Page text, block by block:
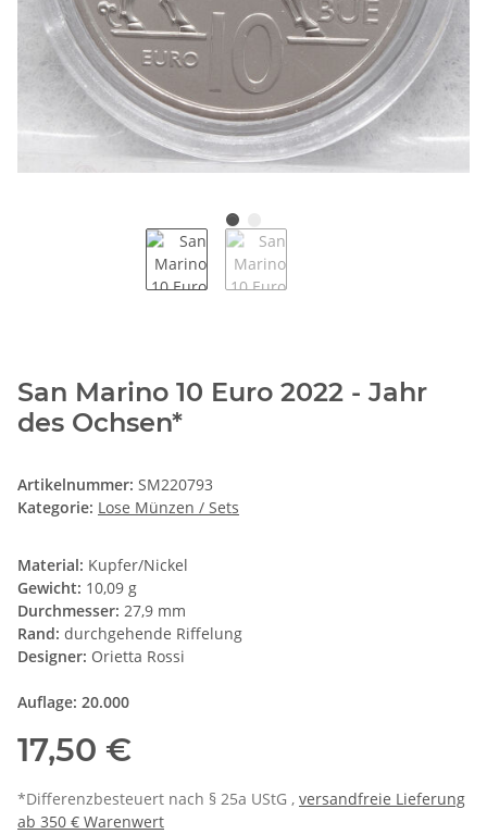
San Marino 10 Euro 2022 - Jahr
des Ochsen*
Artikelnummer: SM220793
Kategorie: Lose Münzen / Sets
Material: Kupfer/Nickel
Gewicht: 10,09 g
Durchmesser: 27,9 mm
Rand: durchgehende Riffelung
Designer: Orietta Rossi
Auflage: 20.000
17,50 €
*Differenzbesteuert nach § 25a UStG , versandfreie Lieferung
ab 350 € Warenwert